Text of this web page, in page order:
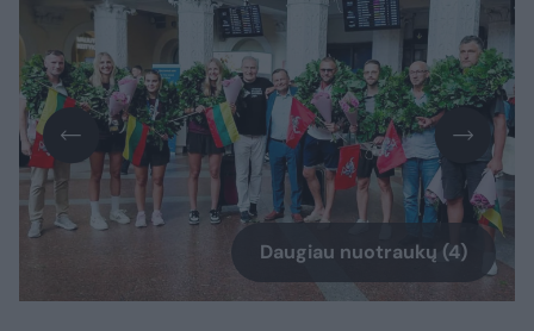
Daugiau nuotraukų (4)